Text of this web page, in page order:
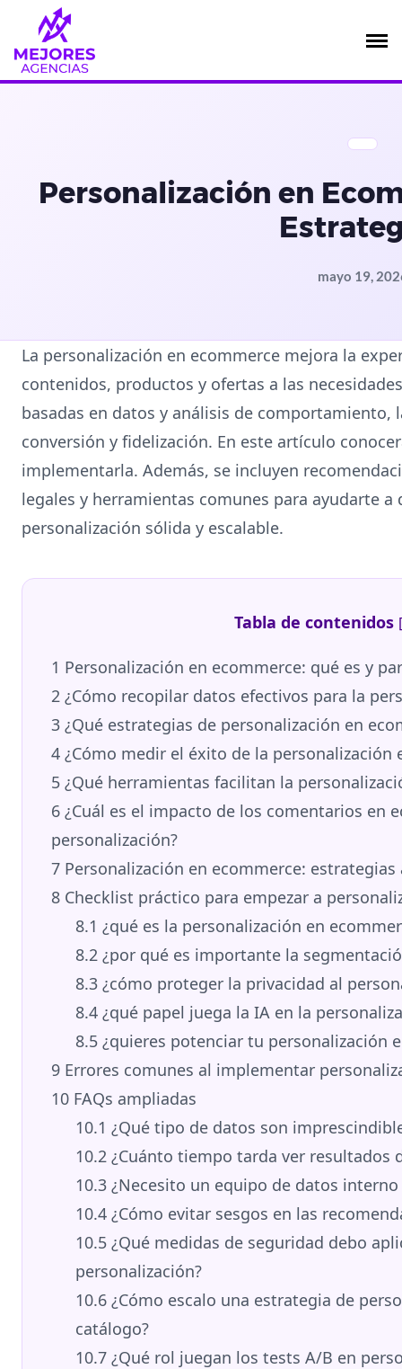
contenido
Personalización en
mayo 19,
La personalización en ecommerce mejora la
contenidos, productos y ofertas a las
basadas en datos y análisis de
conversión y fidelización. En este artículo
implementarla. Además, se incluyen
legales y herramientas comunes para ayudarte
personalización sólida y escalable.
Tabla de contenidos [
1 Personalización en ecommerce: qué es y
2 ¿Cómo recopilar datos efectivos para la
3 ¿Qué estrategias de personalización en
4 ¿Cómo medir el éxito de la personalización
5 ¿Qué herramientas facilitan la
6 ¿Cuál es el impacto de los comentarios en
personalización?
7 Personalización en ecommerce: estrategias
8 Checklist práctico para empezar a
8.1 ¿qué es la personalización en
8.2 ¿por qué es importante la
8.3 ¿cómo proteger la privacidad al
8.4 ¿qué papel juega la IA en la
8.5 ¿quieres potenciar tu personalización
9 Errores comunes al implementar
10 FAQs ampliadas
10.1 ¿Qué tipo de datos son
10.2 ¿Cuánto tiempo tarda ver resultados
10.3 ¿Necesito un equipo de datos
10.4 ¿Cómo evitar sesgos en las
10.5 ¿Qué medidas de seguridad debo
personalización?
10.6 ¿Cómo escalo una estrategia de
catálogo?
10.7 ¿Qué rol juegan los tests A/B en